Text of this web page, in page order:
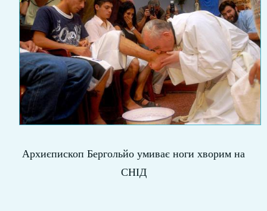
Архиєпископ Бергольйо умиває ноги хворим на
СНІД